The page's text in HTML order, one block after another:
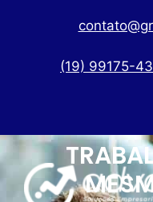
(19) 99175-
É